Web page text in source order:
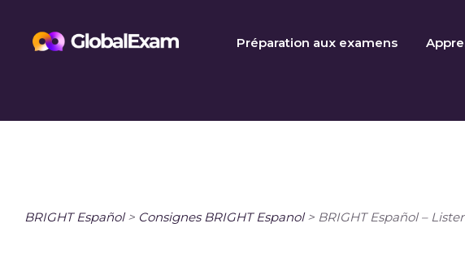
Préparation aux examens
BRIGHT Español> Consignes BRIGHT Espanol> BRIGHT Español –